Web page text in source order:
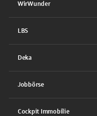
WirWunder
LBS
Deka
Jobbörse
Cockpit Immobilie